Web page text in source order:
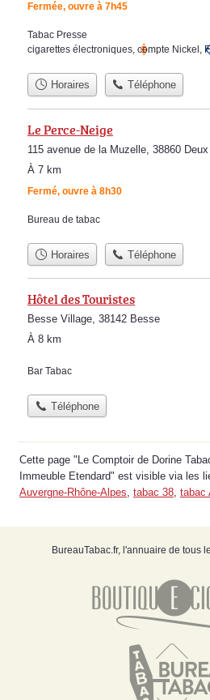
Fermée, ouvre à 7h45
Tabac Presse
cigarettes électroniques, compte Nickel ,
Horaires Téléphone
Le Perce-Neige
115 avenue de la Muzelle, 38860
À 7 km
Fermé, ouvre à 8h30
Bureau de tabac
Horaires Téléphone
Hôtel des Touristes
Besse Village, 38142 Besse
À 8 km
Bar Tabac
Téléphone
Cette page "Le Comptoir de Dorine
Immeuble Etendard" est visible via les
Auvergne-Rhône-Alpes, tabac 38, tabac
BureauTabac.fr, l'annuaire de tous